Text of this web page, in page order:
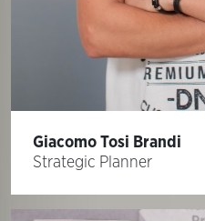
Giacomo Tosi Brandi
Strategic Planner